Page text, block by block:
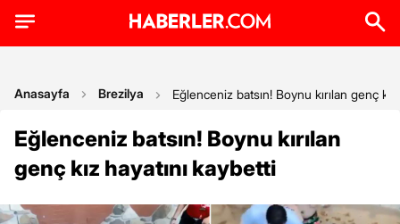
Anasayfa Brezilya Eğlenceniz batsın! Boynu kırılan genç
Eğlenceniz batsın! Boynu kırılan
genç kız hayatını kaybetti